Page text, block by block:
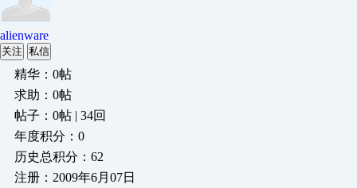
alienware
关注 私信
精华：0帖
求助：0帖
帖子：0帖 | 34回
年度积分：0
历史总积分：62
注册：2009年6月07日